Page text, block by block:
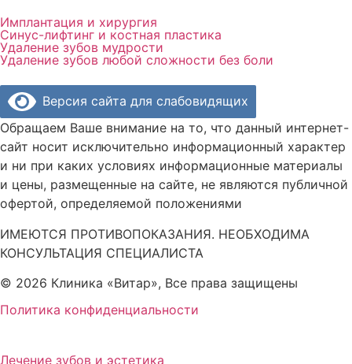
Имплантация и хирургия
Синус-лифтинг и костная пластика
Удаление зубов мудрости
Удаление зубов любой сложности без боли
Версия сайта для слабовидящих
Обращаем Ваше внимание на то, что данный интернет-
сайт носит исключительно информационный характер
и ни при каких условиях информационные материалы
и цены, размещенные на сайте, не являются публичной
офертой, определяемой положениями
ИМЕЮТСЯ ПРОТИВОПОКАЗАНИЯ. НЕОБХОДИМА
КОНСУЛЬТАЦИЯ СПЕЦИАЛИСТА
© 2026 Клиника «Витар», Все права защищены
Политика конфиденциальности
Лечение зубов и эстетика